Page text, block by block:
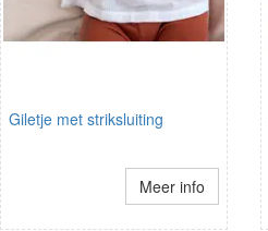
Giletje met striksluiting
Meer info